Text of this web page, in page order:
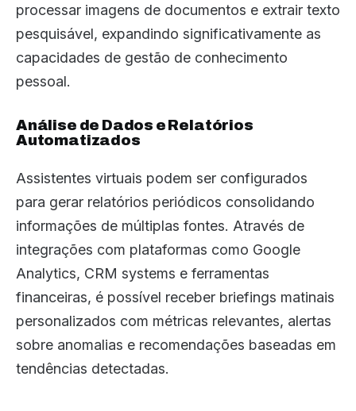
processar imagens de documentos e extrair texto
pesquisável, expandindo significativamente as
capacidades de gestão de conhecimento
pessoal.
Análise de Dados e Relatórios
Automatizados
Assistentes virtuais podem ser configurados
para gerar relatórios periódicos consolidando
informações de múltiplas fontes. Através de
integrações com plataformas como Google
Analytics, CRM systems e ferramentas
financeiras, é possível receber briefings matinais
personalizados com métricas relevantes, alertas
sobre anomalias e recomendações baseadas em
tendências detectadas.